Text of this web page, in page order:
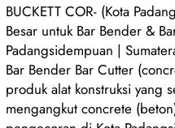
BUCKETT COR- (Kota
Besar untuk Bar Bender &
Padangsidempuan |
Bar Bender Bar Cutter
produk alat konstruksi yang
mengangkut concrete